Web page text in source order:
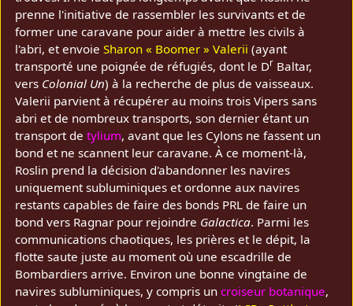
prenne l'initiative de rassembler les survivants et de
former une caravane pour aider à mettre les civils à
l'abri, et envoieSharon « Boomer » Valerii (ayant
transporté une poignée de réfugiés, dont le Dr Baltar,
vers Colonial Un) à la recherche de plus de vaisseaux.
Valerii parvient à récupérer au moins trois Vipers sans
abri et de nombreux transports, son dernier étant un
transport detylium, avant que les Cylons ne fassent un
bond et ne scannent leur caravane. À ce moment-là,
Roslin prend la décision d'abandonner les navires
uniquement subluminiques et ordonne aux navires
restants capables de faire des bonds PRL de faire un
bond vers Ragnar pour rejoindre Galactica. Parmi les
communications chaotiques, les prières et le dépit, la
flotte saute juste au moment où une escadrille de
Bombardiers arrive. Environ une bonne vingtaine de
navires subluminiques, y compris uncroiseur botanique,